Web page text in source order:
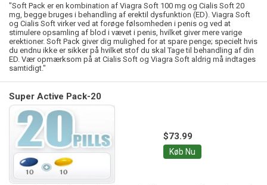
"Soft Pack er en kombination af Viagra Soft 100 mg og Cialis Soft 20
mg, begge bruges i behandling af erektil dysfunktion (ED). Viagra Soft
og Cialis Soft virker ved at forøge følsomheden i penis og ved at
stimulere opsamling af blod i vævet i penis, hvilket giver mere varige
erektioner. Soft Pack giver dig mulighed for at spare penge; specielt hvis
du endnu ikke er sikker på hvilket stof du skal Tage til behandling af din
ED. Vær opmærksom på at Cialis Soft og Viagra Soft aldrig må indtages
samtidigt."
Super Active Pack-20
$73.99
Køb Nu